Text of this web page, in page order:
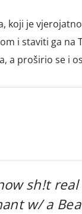
koji je
i staviti ga na
a proširio se i
sh!t
w/ a